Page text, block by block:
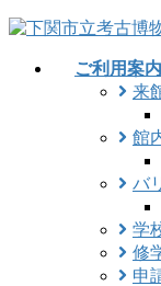
コ
ナ
ご利用案内
来
館
バ
学
修
申